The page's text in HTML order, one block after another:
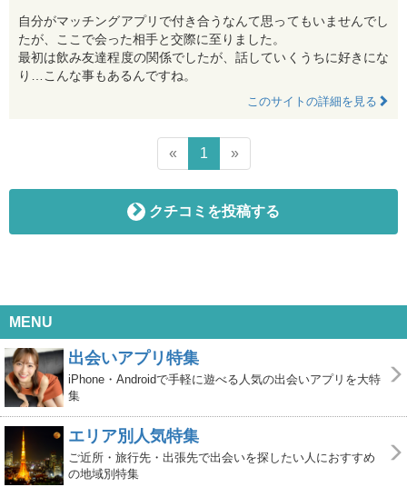
自分がマッチングアプリで付き合うなんて思ってもいませんでし
たが、ここで会った相手と交際に至りました。
最初は飲み友達程度の関係でしたが、話していくうちに好きにな
り…こんな事もあるんですね。
このサイトの詳細を見る
« 1 »
クチコミを投稿する
MENU
出会いアプリ特集
iPhone・Androidで手軽に遊べる人気の出会いアプリを大特
集
エリア別人気特集
ご近所・旅行先・出張先で出会いを探したい人におすすめ
の地域別特集